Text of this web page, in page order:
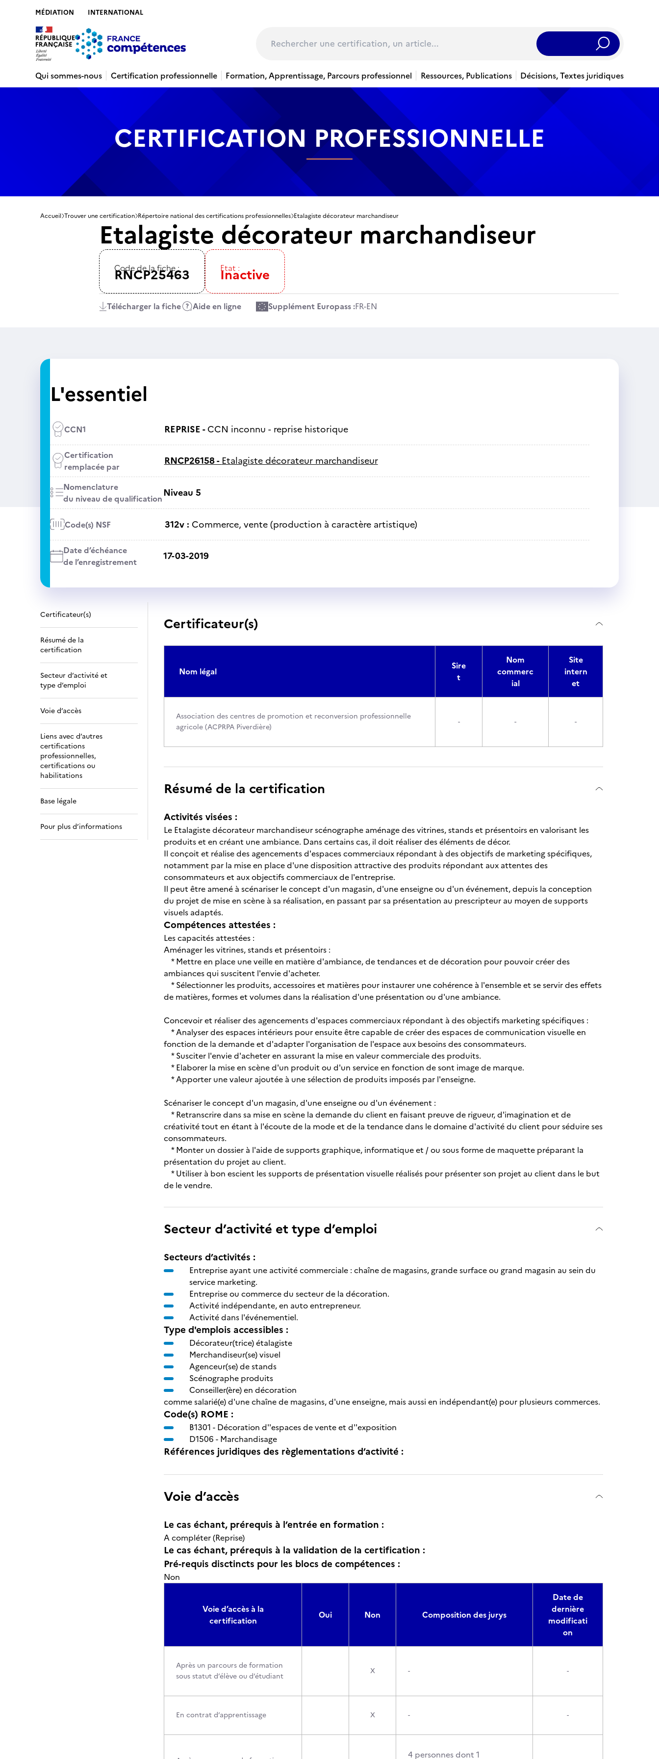
MÉDIATION INTERNATIONAL
Rechercher
Qui sommes-nous
Certification professionnelle Formation, Apprentissage, Parcours professionnel Ressources, Publications Décisions, Textes juridiques
CERTIFICATION PROFESSIONNELLE
Accueil Trouver une certification Répertoire national des certifications professionnelles Etalagiste décorateur marchandiseur
Etalagiste décorateur marchandiseur
Code de la fiche :
RNCP25463 Etat :
Inactive
Télécharger la fiche Aide en ligne Supplément Europass :FR-EN
L'essentiel
CCN1 REPRISE -CCN inconnu - reprise historique
Certification
remplacée par
RNCP26158 - Etalagiste décorateur marchandiseur
Nomenclature
du niveau de qualificationNiveau 5
Code(s) NSF 312v : Commerce, vente (production à caractère artistique)
Date d’échéance
de l’enregistrement
17-03-2019
Certificateur(s)
Résumé de la
certification
Secteur d’activité et
type d’emploi
Voie d’accès
Liens avec d’autres
certifications
professionnelles,
certifications ou
habilitations
Base légale
Pour plus d’informations
Certificateur(s)
Nom légal
Sire
t
Nom
commerc
ial
Site
intern
et
Association des centres de promotion et reconversion professionnelle
agricole (ACPRPA Piverdière)
- - -
Résumé de la certification
Activités visées :
Le Etalagiste décorateur marchandiseur scénographe aménage des vitrines, stands et présentoirs en valorisant les
produits et en créant une ambiance. Dans certains cas, il doit réaliser des éléments de décor.
Il conçoit et réalise des agencements d'espaces commerciaux répondant à des objectifs de marketing spécifiques,
notamment par la mise en place d'une disposition attractive des produits répondant aux attentes des
consommateurs et aux objectifs commerciaux de l'entreprise.
Il peut être amené à scénariser le concept d'un magasin, d'une enseigne ou d'un événement, depuis la conception
du projet de mise en scène à sa réalisation, en passant par sa présentation au prescripteur au moyen de supports
visuels adaptés.
Compétences attestées :
Les capacités attestées :
Aménager les vitrines, stands et présentoirs :
* Mettre en place une veille en matière d'ambiance, de tendances et de décoration pour pouvoir créer des
ambiances qui suscitent l'envie d'acheter.
* Sélectionner les produits, accessoires et matières pour instaurer une cohérence à l'ensemble et se servir des effets
de matières, formes et volumes dans la réalisation d'une présentation ou d'une ambiance.
Concevoir et réaliser des agencements d'espaces commerciaux répondant à des objectifs marketing spécifiques :
* Analyser des espaces intérieurs pour ensuite être capable de créer des espaces de communication visuelle en
fonction de la demande et d'adapter l'organisation de l'espace aux besoins des consommateurs.
* Susciter l'envie d'acheter en assurant la mise en valeur commerciale des produits.
* Elaborer la mise en scène d'un produit ou d'un service en fonction de sont image de marque.
* Apporter une valeur ajoutée à une sélection de produits imposés par l'enseigne.
Scénariser le concept d'un magasin, d'une enseigne ou d'un événement :
* Retranscrire dans sa mise en scène la demande du client en faisant preuve de rigueur, d'imagination et de
créativité tout en étant à l'écoute de la mode et de la tendance dans le domaine d'activité du client pour séduire ses
consommateurs.
* Monter un dossier à l'aide de supports graphique, informatique et / ou sous forme de maquette préparant la
présentation du projet au client.
* Utiliser à bon escient les supports de présentation visuelle réalisés pour présenter son projet au client dans le but
de le vendre.
Secteur d’activité et type d’emploi
Secteurs d’activités :
Entreprise ayant une activité commerciale : chaîne de magasins, grande surface ou grand magasin au sein du
service marketing.
Entreprise ou commerce du secteur de la décoration.
Activité indépendante, en auto entrepreneur.
Activité dans l'événementiel.
Type d'emplois accessibles :
Décorateur(trice) étalagiste
Merchandiseur(se) visuel
Agenceur(se) de stands
Scénographe produits
Conseiller(ère) en décoration
comme salarié(e) d'une chaîne de magasins, d'une enseigne, mais aussi en indépendant(e) pour plusieurs commerces.
Code(s) ROME :
B1301 - Décoration d''espaces de vente et d''exposition
D1506 - Marchandisage
Références juridiques des règlementations d’activité :
Voie d’accès
Le cas échant, prérequis à l’entrée en formation :
A compléter (Reprise)
Le cas échant, prérequis à la validation de la certification :
Pré-requis disctincts pour les blocs de compétences :
Non
Voie d’accès à la
certification
Oui Non Composition des jurys
Date de
dernière
modificati
on
Après un parcours de formation
sous statut d’élève ou d’étudiant
X - -
En contrat d’apprentissage X - -
4 personnes dont 1